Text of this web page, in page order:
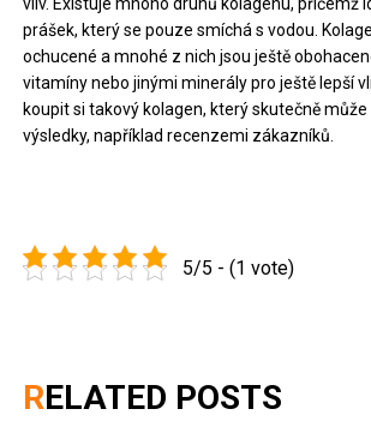
prášek, který se pouze smíchá s vodou.
ochucené a mnohé z nich jsou ještě
vitamíny nebo jinými minerály pro ještě lepší
koupit si takový kolagen, který skutečně
výsledky, například recenzemi zákazníků.
5/5 - (1 vote)
RELATED POSTS